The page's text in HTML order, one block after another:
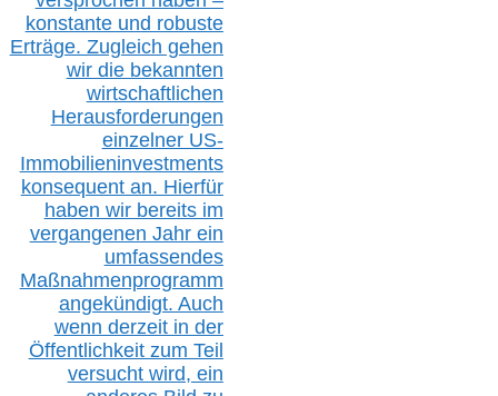
konstante und robuste
Erträge. Zugleich gehen
wir die bekannten
wirtschaftlichen
Herausforderungen
einzelner US-
Immobilieninvestments
konsequent an. Hierfür
haben wir bereits im
vergangenen Jahr ein
umfassendes
Maßnahmenprogramm
angekündigt. Auch
wenn derzeit in der
Öffentlichkeit zum Teil
versucht wird, ein